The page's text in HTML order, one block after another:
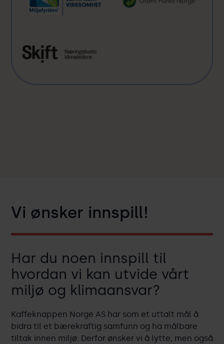
Vi ønsker innspill!
Har du noen innspill til
hvordan vi kan utvide vårt
miljø og klimaansvar?
Kaffeknappen Norge AS har som et uttalt mål å
bidra til et bærekraftig samfunn og ha målbare
tiltak innen miljø. Derfor ønsker vi å lytte, men også